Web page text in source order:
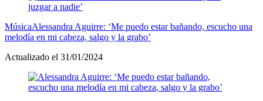
MúsicaAlessandra Aguirre: ‘Me puedo estar bañando, escucho una
melodía en mi cabeza, salgo y la grabo’
Actualizado el 31/01/2024